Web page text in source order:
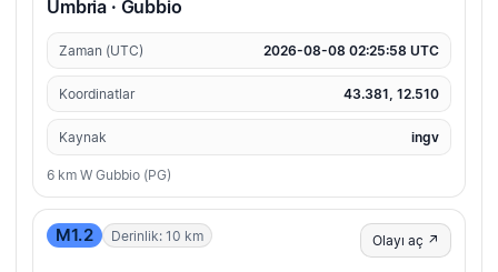
Umbria · Gubbio
Zaman (UTC) 2026-08-08 02:25:58 UTC
Koordinatlar 43.381, 12.510
Kaynak ingv
6 km W Gubbio (PG)
M1.2 Derinlik: 10 km Olayı aç ↗